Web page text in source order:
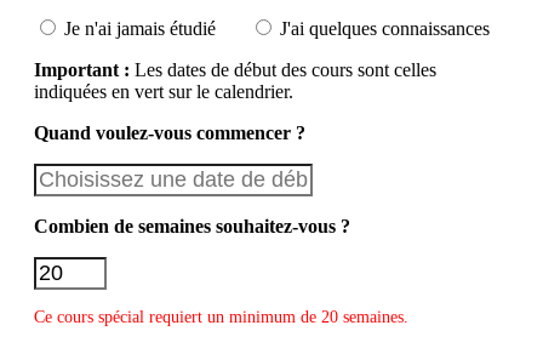
Je n'ai jamais étudié
J'ai quelques connaissances
Important : Les dates de début des cours sont celles
indiquées en vert sur le calendrier.
Quand voulez-vous commencer ?
Combien de semaines souhaitez-vous ?
Ce cours spécial requiert un minimum de 20 semaines.